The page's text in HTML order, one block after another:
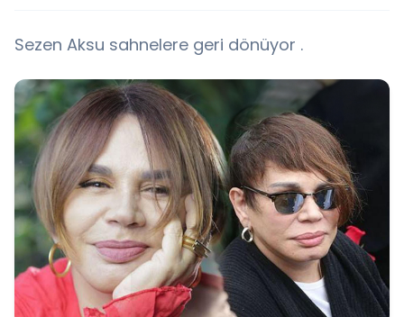
Sezen Aksu sahnelere geri dönüyor .